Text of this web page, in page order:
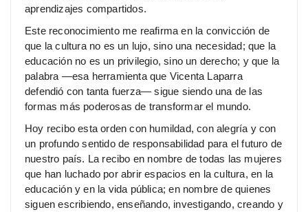
aprendizajes compartidos.
Este reconocimiento me reafirma en la convicción de
que la cultura no es un lujo, sino una necesidad; que la
educación no es un privilegio, sino un derecho; y que la
palabra —esa herramienta que Vicenta Laparra
defendió con tanta fuerza— sigue siendo una de las
formas más poderosas de transformar el mundo.
Hoy recibo esta orden con humildad, con alegría y con
un profundo sentido de responsabilidad para el futuro de
nuestro país. La recibo en nombre de todas las mujeres
que han luchado por abrir espacios en la cultura, en la
educación y en la vida pública; en nombre de quienes
siguen escribiendo, enseñando, investigando, creando y